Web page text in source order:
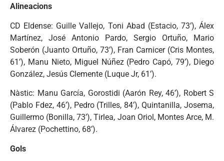
Alineacions
CD Eldense: Guille Vallejo, Toni Abad (Estacio, 73’), Álex
Martínez, José Antonio Pardo, Sergio Ortuño, Mario
Soberón (Juanto Ortuño, 73’), Fran Carnicer (Cris Montes,
61’), Manu Nieto, Miguel Núñez (Pedro Capó, 79’), Diego
González, Jesús Clemente (Luque Jr, 61’).
Nàstic: Manu García, Gorostidi (Aarón Rey, 46’), Robert S
(Pablo Fdez, 46’), Pedro (Trilles, 84’), Quintanilla, Josema,
Guillermo (Bonilla, 73’), Tirlea, Joan Oriol, Montes Arce, M.
Álvarez (Pochettino, 68’).
Gols